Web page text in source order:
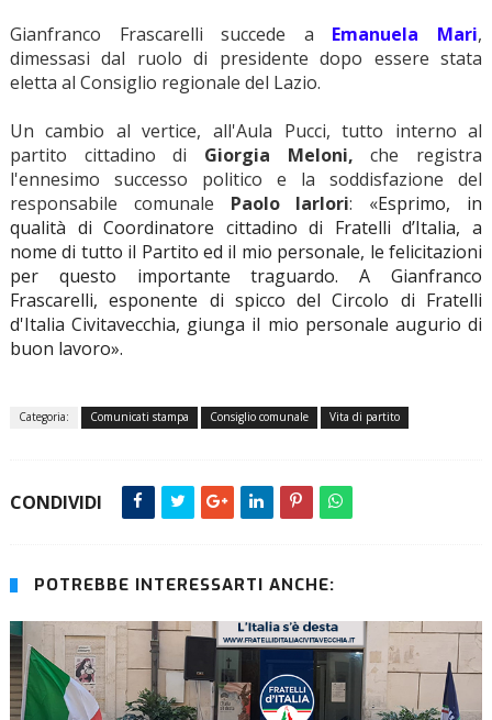
Gianfranco Frascarelli succede a Emanuela Mari,
dimessasi dal ruolo di presidente dopo essere stata
eletta al Consiglio regionale del Lazio.
Un cambio al vertice, all'Aula Pucci, tutto interno al
partito cittadino di Giorgia Meloni,che registra
l'ennesimo successo politico e la soddisfazione del
responsabile comunale Paolo Iarlori: «Esprimo, in
qualità di Coordinatore cittadino di Fratelli d’Italia, a
nome di tutto il Partito ed il mio personale, le felicitazioni
per questo importante traguardo. A Gianfranco
Frascarelli, esponente di spicco del Circolo di Fratelli
d'Italia Civitavecchia, giunga il mio personale augurio di
buon lavoro».
Categoria: Comunicati stampa Consiglio comunale Vita di partito
CONDIVIDI
POTREBBE INTERESSARTI ANCHE: